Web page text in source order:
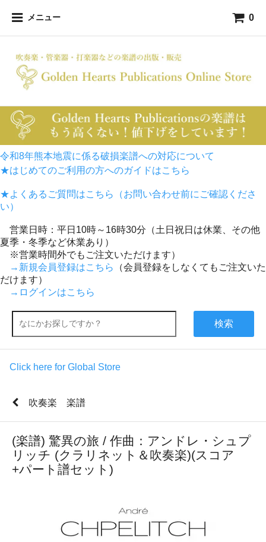
メニュー 0
令和8年熊本地震に係る破損楽譜への対応について
★はじめてのご利用の方へのガイドはこちら
★よくあるご質問はこちら（お問い合わせ前にご確認くださ
い）
営業日時：平日10時～16時30分（土日祝日は休業、その他
夏季・冬季など休業あり）
※営業時間外でもご注文いただけます）
→新規会員登録はこちら
（会員登録をしなくてもご注文いた
だけます）
→ログインはこちら
検索
Click here for Global Store
吹奏楽 楽譜
(楽譜) 驚異の旅 / 作曲：アンドレ・シュプ
リッチ (クラリネット＆吹奏楽)(スコア
+パート譜セット)